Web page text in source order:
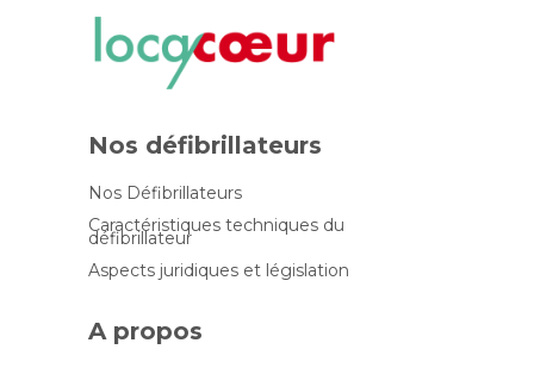
Nos défibrillateurs
Nos Défibrillateurs
Caractéristiques techniques du
défibrillateur
Aspects juridiques et législation
A propos